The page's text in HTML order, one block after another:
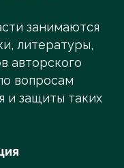
занимаются
литературы,
авторского
вопросам
и защиты таких